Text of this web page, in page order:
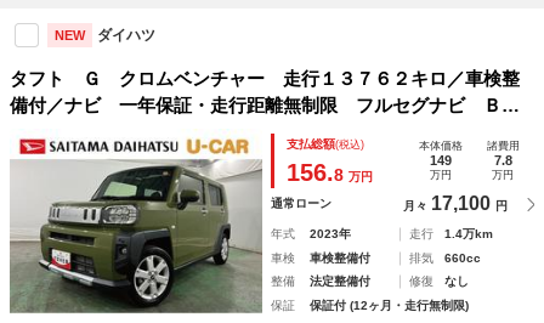
NEW ダイハツ
タフト Ｇ クロムベンチャー 走行１３７６２キロ／車検整
備付／ナビ 一年保証・走行距離無制限 フルセグナビ Ｂｌ
ｕｅｔｏｏｔｈ バックカメラ ドラレコ ＥＴＣ クリアラ
ンスソナー オートライト ＬＥＤヘッドライト シートヒー
支払総額(税込)
156.8 万円
本体価格
149
万円
諸費用
7.8
万円
通常ローン 月々 17,100 円
年式 2023年 走行
1.4万km
車検
車検整備付 排気
660cc
整備
法定整備付 修復
なし
保証
保証付 (12ヶ月・走行無制限)